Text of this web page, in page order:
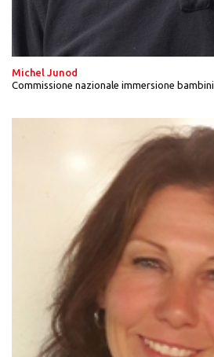
Michel Junod
Commissione nazionale immersione bambini